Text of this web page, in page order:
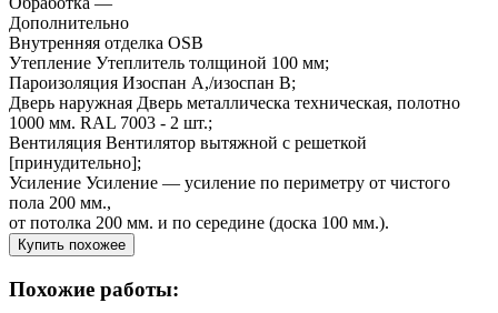
Дополнительно
Внутренняя отделка OSB
Утепление Утеплитель толщиной 100 мм;
Пароизоляция Изоспан А,/изоспан B;
Дверь наружная Дверь металлическа техническая, полотно
1000 мм. RAL 7003 - 2 шт.;
Вентиляция Вентилятор вытяжной с решеткой
[принудительно];
Усиление Усиление — усиление по периметру от чистого
пола 200 мм.,
от потолка 200 мм. и по середине (доска 100 мм.).
Купить похожее
Похожие работы: